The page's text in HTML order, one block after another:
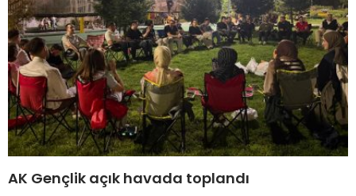
AK Gençlik açık havada toplandı